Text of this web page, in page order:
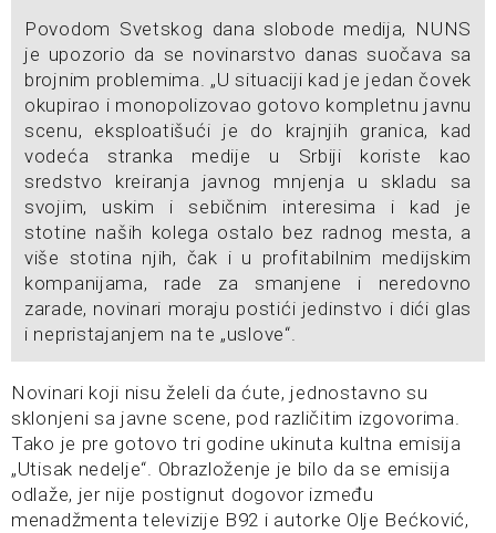
Povodom Svetskog dana slobode medija, NUNS
je upozorio da se novinarstvo danas suočava sa
brojnim problemima. „U situaciji kad je jedan čovek
okupirao i monopolizovao gotovo kompletnu javnu
scenu, eksploatišući je do krajnjih granica, kad
vodeća stranka medije u Srbiji koriste kao
sredstvo kreiranja javnog mnjenja u skladu sa
svojim, uskim i sebičnim interesima i kad je
stotine naših kolega ostalo bez radnog mesta, a
više stotina njih, čak i u profitabilnim medijskim
kompanijama, rade za smanjene i neredovno
zarade, novinari moraju postići jedinstvo i dići glas
i nepristajanjem na te „uslove“.
Novinari koji nisu želeli da ćute, jednostavno su
sklonjeni sa javne scene, pod različitim izgovorima.
Tako je pre gotovo tri godine ukinuta kultna emisija
„Utisak nedelje“. Obrazloženje je bilo da se emisija
odlaže, jer nije postignut dogovor između
menadžmenta televizije B92 i autorke Olje Bećković,